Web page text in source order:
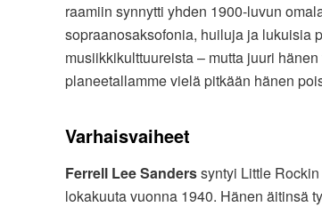
raamiin synnytti yhden 1900-luvun
sopraanosaksofonia, huiluja ja lukuisia
musiikkikulttuureista – mutta juuri
planeetallamme vielä pitkään hänen
Varhaisvaiheet
Ferrell Lee Sanderssyntyi Little
lokakuuta vuonna 1940. Hänen äitinsä